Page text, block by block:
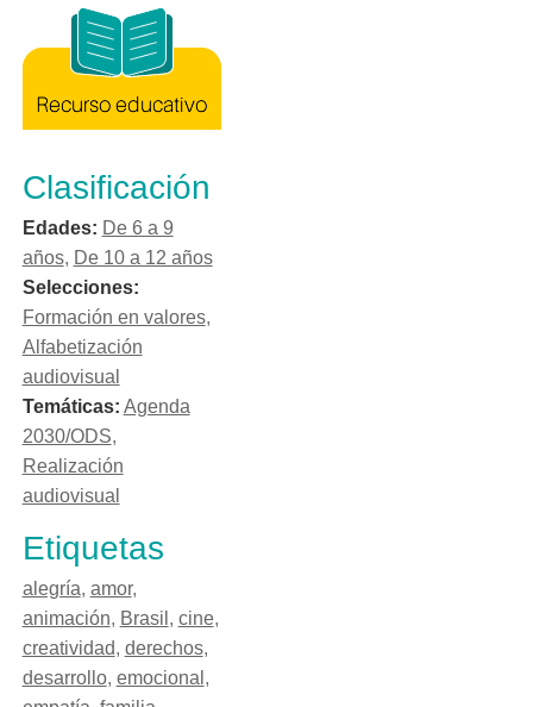
Clasificación
Edades: De 6 a 9
años, De 10 a 12 años
Selecciones:
Formación en valores,
Alfabetización
audiovisual
Temáticas: Agenda
2030/ODS,
Realización
audiovisual
Etiquetas
alegría, amor,
animación, Brasil , cine,
creatividad, derechos,
desarrollo, emocional ,